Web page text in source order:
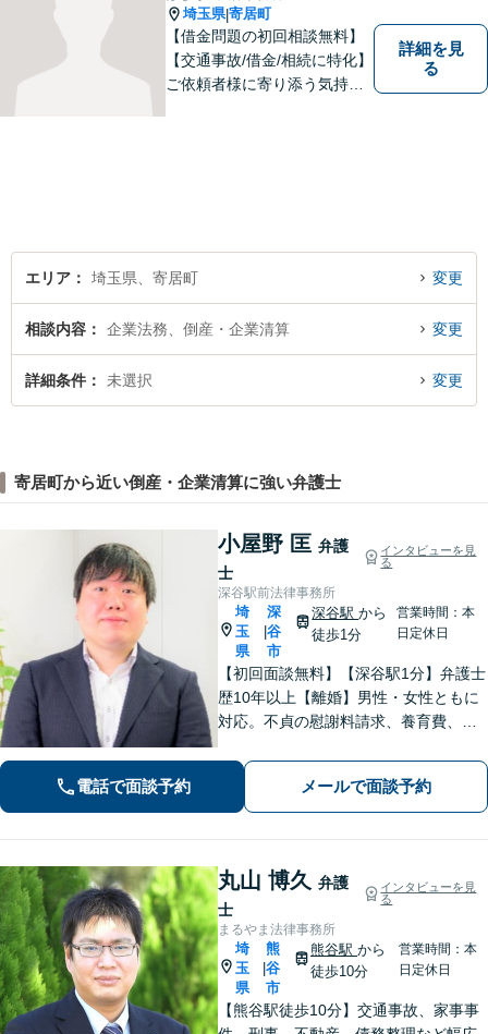
埼玉県|寄居町
【借金問題の初回相談無料】
【交通事故/借金/相続に特化】
ご依頼者様に寄り添う気持ち
詳細を見
る
エリア 埼玉県、寄居町 変更
相談内容 企業法務、倒産・企業清算 変更
詳細条件 未選択 変更
寄居町から近い倒産・企業清算に強い弁護士
小屋野 匡 弁護
士
インタビューを見
る
深谷駅前法律事務所
埼
玉
県
深
谷
市
深谷駅から
徒歩1分
営業時間：本
日定休日
【初回面談無料】【深谷駅1分】弁護士
歴10年以上【離婚】男性・女性ともに
対応。不貞の慰謝料請求、養育費、協
棄、遺留分、遺言書の作成など。出張
相談可。少しでも不安に感じました
ら、お早めにお電話ください。
電話で面談予約 メールで面談予約
丸山 博久 弁護
士
インタビューを見
る
まるやま法律事務所
埼
玉
県
熊
谷
市
熊谷駅 から
徒歩10分
営業時間：本
日定休日
【熊谷駅徒歩10分】交通事故、家事事